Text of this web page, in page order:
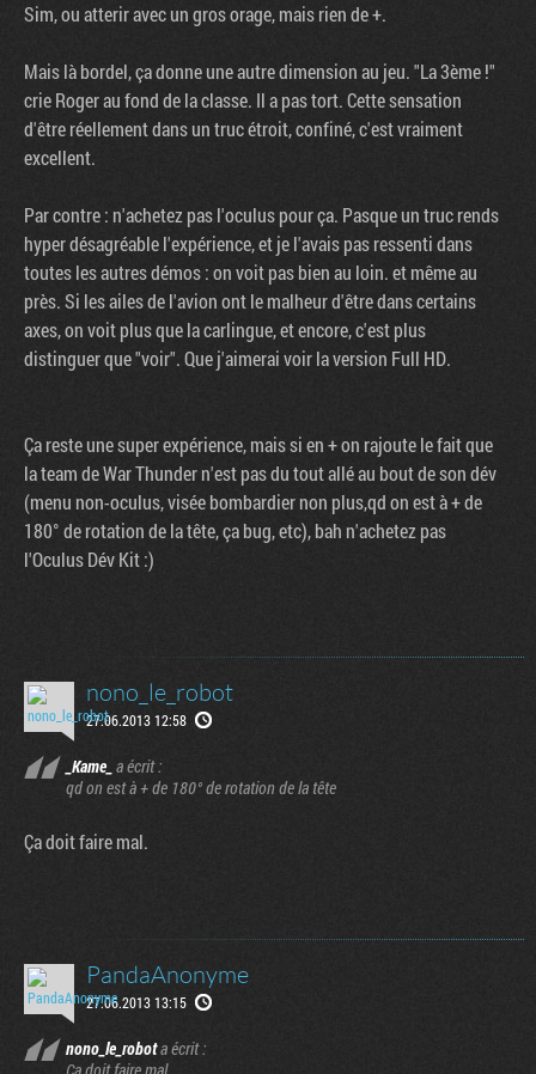
Sim, ou atterir avec un gros orage, mais rien de +.
Mais là bordel, ça donne une autre dimension au jeu. "La 3ème !"
crie Roger au fond de la classe. Il a pas tort. Cette sensation
d'être réellement dans un truc étroit, confiné, c'est vraiment
excellent.
Par contre : n'achetez pas l'oculus pour ça. Pasque un truc rends
hyper désagréable l'expérience, et je l'avais pas ressenti dans
toutes les autres démos : on voit pas bien au loin. et même au
près. Si les ailes de l'avion ont le malheur d'être dans certains
axes, on voit plus que la carlingue, et encore, c'est plus
distinguer que "voir". Que j'aimerai voir la version Full HD.
Ça reste une super expérience, mais si en + on rajoute le fait que
la team de War Thunder n'est pas du tout allé au bout de son dév
(menu non-oculus, visée bombardier non plus,qd on est à + de
180° de rotation de la tête, ça bug, etc), bah n'achetez pas
l'Oculus Dév Kit :)
nono_le_robot
27.06.2013 12:58
_Kame_ a écrit :
qd on est à + de 180° de rotation de la tête
Ça doit faire mal.
PandaAnonyme
27.06.2013 13:15
nono_le_robota écrit :